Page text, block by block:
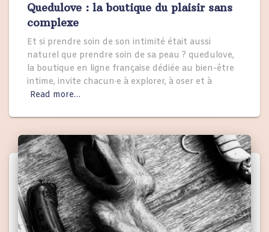
Quedulove : la boutique du plaisir sans
complexe
Et si prendre soin de son intimité était aussi
naturel que prendre soin de sa peau ? quedulove,
la boutique en ligne française dédiée au bien-être
intime, invite chacun·e à explorer, à oser et à
Read more…